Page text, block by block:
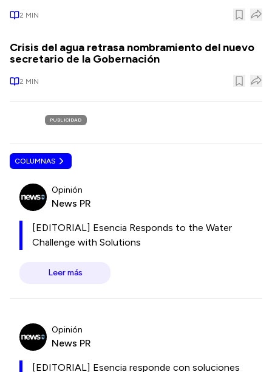
2 MIN
Crisis del agua retrasa nombramiento del nuevo
secretario de la Gobernación
2 MIN
PUBLICIDAD
COLUMNAS
Opinión
News PR
[EDITORIAL] Esencia Responds to the Water
Challenge with Solutions
Leer más
Opinión
News PR
[EDITORIAL] Esencia responde con soluciones